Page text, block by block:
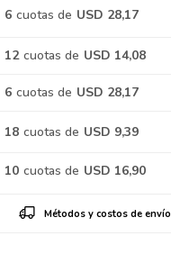
6 cuotas de USD 28,17
12 cuotas de USD 14,08
6 cuotas de USD 28,17
18 cuotas de USD 9,39
10 cuotas de USD 16,90
Métodos y costos de envío